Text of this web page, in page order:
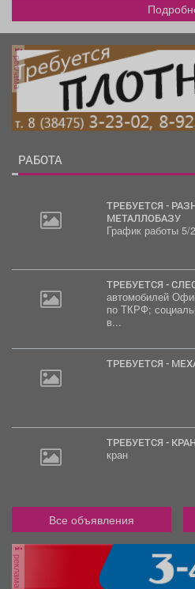
реклама
РАБОТА
ТРЕБУЕТСЯ - РАЗНОРАБОЧИЕ НА
МЕТАЛЛОБАЗУ
График работы 5/
ТРЕБУЕТСЯ -
автомобилей
по ТКРФ;
в...
ТРЕБУЕТСЯ -
ТРЕБУЕТСЯ -
кран
Все объявления
реклама